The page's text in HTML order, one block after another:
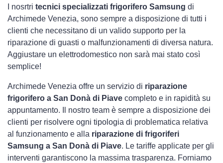
I nosrtri tecnici specializzati frigorifero Samsung di
Archimede Venezia, sono sempre a disposizione di tutti i
clienti che necessitano di un valido supporto per la
riparazione di guasti o malfunzionamenti di diversa natura.
Aggiustare un elettrodomestico non sarà mai stato così
semplice!
Archimede Venezia offre un servizio di riparazione
frigorifero a San Donà di Piave completo e in rapidità su
appuntamento. Il nostro team è sempre a disposizione dei
clienti per risolvere ogni tipologia di problematica relativa
al funzionamento e alla riparazione di frigoriferi
Samsung a San Donà di Piave. Le tariffe applicate per gli
interventi garantiscono la massima trasparenza. Forniamo